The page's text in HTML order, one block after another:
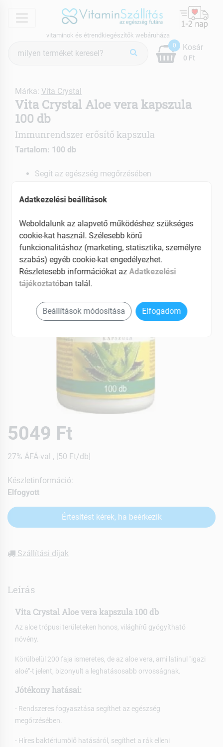
menu
vitaminok és étrendkiegészítők webáruháza
keresés
0
0 Ft
Kosár
Márka: Vita Crystal
Vita Crystal Aloe vera kapszula
100 db
Immunrendszer erősítő kapszula
Tartalom: 100 db
Segít az egészség megőrzésében
Aloin tartalma miatt természetes fogyasztószer
5049 Ft
27% ÁFÁ-val , [50 Ft/db]
Készletinformáció:
Elfogyott
Értesítést kérek, ha beérkezik
Szállítási díjak
Leírás
Vita Crystal Aloe vera kapszula 100 db
Az aloe trópusi területeken honos, világhírű gyógyítható
növény.
Körülbelül 200 faja ismeretes, de az aloe vera, ami latinul "igazi
aloé"-t jelent, bizonyult a leghatásosabb orvosságnak.
Jótékony hatásai:
- Rendszeres fogyasztása segíthet az egészség
megőrzésében.
- Híres baktériumölő hatásáról, segíthet a rák elleni
Adatkezelési beállítások
Weboldalunk az alapvető működéshez szükséges
cookie-kat használ. Szélesebb körű
funkcionalitáshoz (marketing, statisztika, személyre
szabás) egyéb cookie-kat engedélyezhet.
Részletesebb információkat az Adatkezelési
tájékoztatóban talál.
Beállítások módosítása Elfogadom